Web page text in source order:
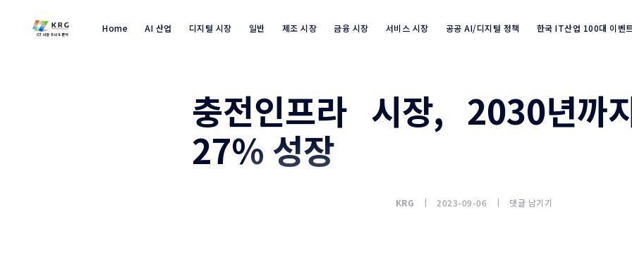
Home AI 산업 디지털 시장 일반 제조 시장 금융 시장 서비스 시장 공공 AI/디지털 정책 한국 IT산업 100대 이벤
Industry Market info 검색
충전인프라 시장, 2030년까
27% 성장
KRG 2023-09-06 댓글 남기기